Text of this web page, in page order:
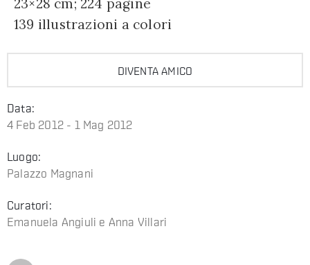
23×28 cm; 224 pagine
139 illustrazioni a colori
DIVENTA AMICO
Data:
4 Feb 2012 - 1 Mag 2012
Luogo:
Palazzo Magnani
Curatori:
Emanuela Angiuli e Anna Villari